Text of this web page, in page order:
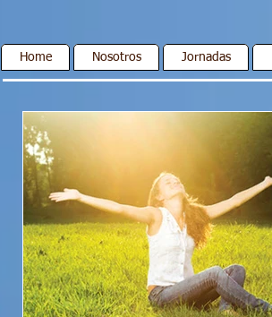
Home Nosotros Jornadas